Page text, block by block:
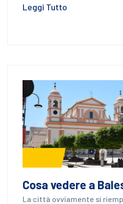
Leggi Tutto
Cosa vedere a
La città ovviamente si